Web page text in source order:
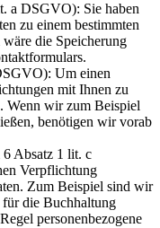
a DSGVO): Sie haben
zu einem bestimmten
die Speicherung
Um einen
mit Ihnen zu
Wenn wir zum Beispiel
benötigen wir vorab
Absatz 1 lit. c
Verpflichtung
Zum Beispiel sind wir
die Buchhaltung
personenbezogene